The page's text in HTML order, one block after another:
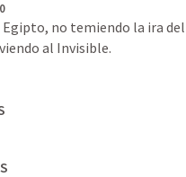
Egipto, no temiendo la ira
al Invisible.